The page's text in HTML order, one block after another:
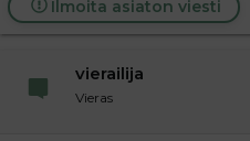
Ilmoita asiaton viesti
vierailija
Vieras